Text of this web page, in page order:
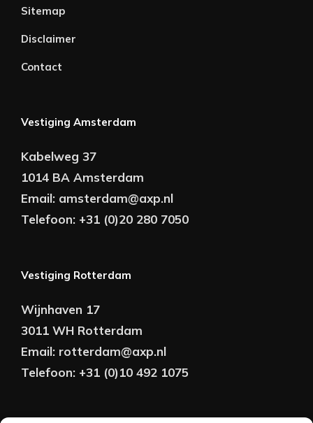
Sitemap
Disclaimer
Contact
Vestiging Amsterdam
Kabelweg 37
1014 BA Amsterdam
Email: amsterdam@axp.nl
Telefoon: +31 (0)20 280 7050
Vestiging Rotterdam
Wijnhaven 17
3011 WH Rotterdam
Email: rotterdam@axp.nl
Telefoon: +31 (0)10 492 1075